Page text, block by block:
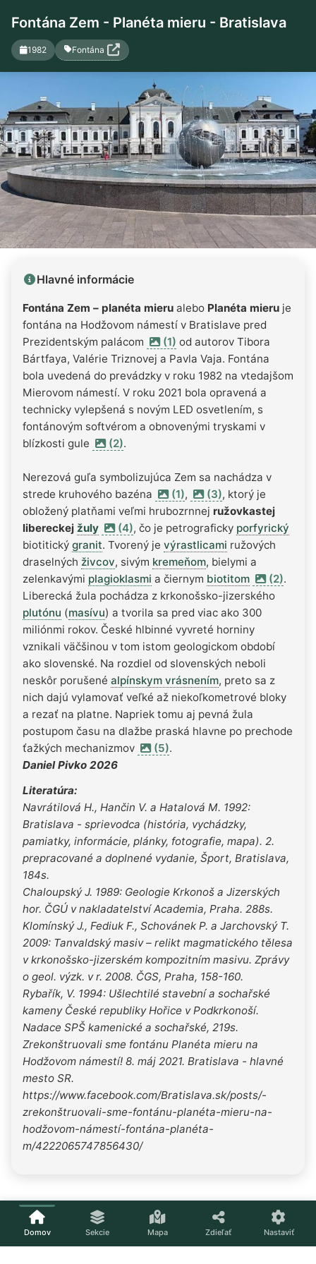
Fontána Zem - Planéta mieru - Bratislava
1982 Fontána
Hlavné informácie
Fontána Zem – planéta mieru alebo Planéta mieru je
fontána na Hodžovom námestí v Bratislave pred
Prezidentským palácom
(1) od autorov Tibora
Bártfaya, Valérie Triznovej a Pavla Vaja. Fontána
bola uvedená do prevádzky v roku 1982 na vtedajšom
Mierovom námestí. V roku 2021 bola opravená a
technicky vylepšená s novým LED osvetlením, s
fontánovým softvérom a obnovenými tryskami v
blízkosti gule
(2).
Nerezová guľa symbolizujúca Zem sa nachádza v
strede kruhového bazéna
(1), (3), ktorý je
obložený platňami veľmi hrubozrnnej ružovkastej
libereckej žuly (4), čo je petrograficky porfyrický
biotitický granit. Tvorený je výrastlicami ružových
draselných živcov, sivým kremeňom, bielymi a
zelenkavými plagioklasmi a čiernym biotitom (2).
Liberecká žula pochádza z krkonošsko-jizerského
plutónu (masívu) a tvorila sa pred viac ako 300
miliónmi rokov. České hlbinné vyvreté horniny
vznikali väčšinou v tom istom geologickom období
ako slovenské. Na rozdiel od slovenských neboli
neskôr porušené alpínskym vrásnením, preto sa z
nich dajú vylamovať veľké až niekoľkometrové bloky
a rezať na platne. Napriek tomu aj pevná žula
postupom času na dlažbe praská hlavne po prechode
ťažkých mechanizmov
(5).
Daniel Pivko 2026
Literatúra:
Navrátilová H., Hančin V. a Hatalová M. 1992:
Bratislava - sprievodca (história, vychádzky,
pamiatky, informácie, plánky, fotografie, mapa). 2.
prepracované a doplnené vydanie, Šport, Bratislava,
184s.
Chaloupský J. 1989: Geologie Krkonoš a Jizerských
hor. ČGÚ v nakladatelství Academia, Praha. 288s.
Klomínský J., Fediuk F., Schovánek P. a Jarchovský T.
2009: Tanvaldský masiv – relikt magmatického tělesa
v krkonošsko-jizerském kompozitním masivu. Zprávy
o geol. výzk. v r. 2008. ČGS, Praha, 158-160.
Rybařík, V. 1994: Ušlechtilé stavební a sochařské
kameny České republiky Hořice v Podkrkonoší.
Nadace SPŠ kamenické a sochařské, 219s.
Zrekonštruovali sme fontánu Planéta mieru na
Hodžovom námestí! 8. máj 2021. Bratislava - hlavné
mesto SR.
https://www.facebook.com/Bratislava.sk/posts/-
zrekonštruovali-sme-fontánu-planéta-mieru-na-
hodžovom-námestí-fontána-planéta-
m/4222065747856430/
Domov Sekcie Mapa Zdieľať Nastaviť